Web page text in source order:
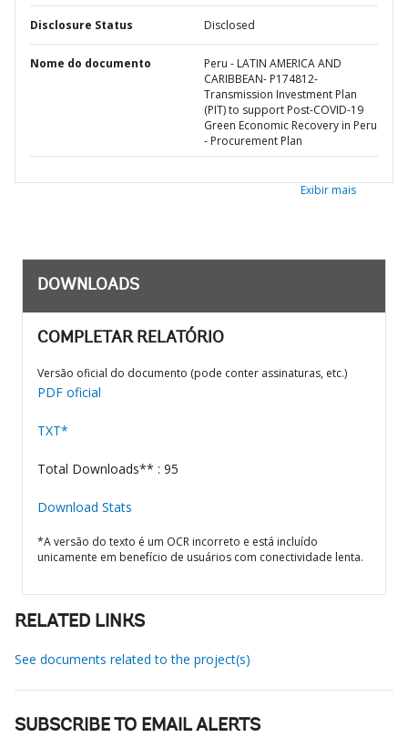
Disclosure Status Disclosed
Nome do documento
Peru - LATIN AMERICA AND
CARIBBEAN- P174812-
Transmission Investment Plan
(PIT) to support Post-COVID-19
Green Economic Recovery in Peru
- Procurement Plan
Exibir mais
DOWNLOADS
COMPLETAR RELATÓRIO
Versão oficial do documento (pode conter assinaturas, etc.)
PDF oficial
TXT*
Total Downloads** : 95
Download Stats
*A versão do texto é um OCR incorreto e está incluído
unicamente em benefício de usuários com conectividade lenta.
RELATED LINKS
See documents related to the project(s)
SUBSCRIBE TO EMAIL ALERTS